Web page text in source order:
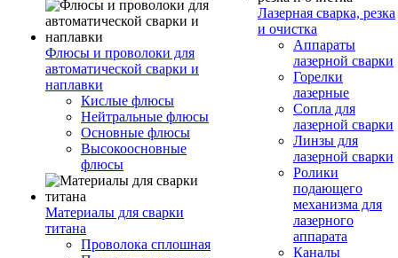
Флюсы и проволоки для
автоматической сварки и
наплавки
Кислые флюсы
Нейтральные флюсы
Основные флюсы
Высокоосновные
флюсы
Материалы для сварки
титана
Проволока сплошная
Лазерная сварка, резка
и очистка
Аппараты
лазерной сварки
Горелки
лазерные
Сопла для
лазерной сварки
Линзы для
лазерной сварки
Ролики
подающего
механизма для
лазерного
аппарата
Каналы